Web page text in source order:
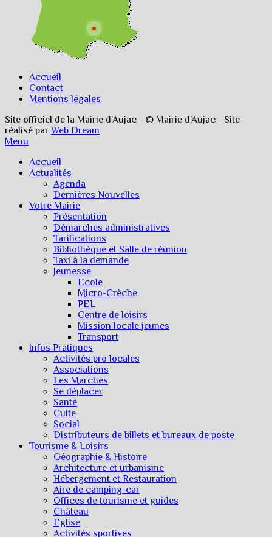
Accueil
Contact
Mentions légales
Site officiel de la Mairie d'Aujac - © Mairie d'Aujac - Site
réalisé parWeb Dream
Menu
Accueil
Actualités
Agenda
Dernières Nouvelles
Votre Mairie
Présentation
Démarches administratives
Tarifications
Bibliothèque et Salle de réunion
Taxi à la demande
Jeunesse
Ecole
Micro-Crèche
PEL
Centre de loisirs
Mission locale jeunes
Transport
Infos Pratiques
Activités pro locales
Associations
Les Marchés
Se déplacer
Santé
Culte
Social
Distributeurs de billets et bureaux de poste
Tourisme & Loisirs
Géographie & Histoire
Architecture et urbanisme
Hébergement et Restauration
Aire de camping-car
Offices de tourisme et guides
Château
Eglise
Activités sportives